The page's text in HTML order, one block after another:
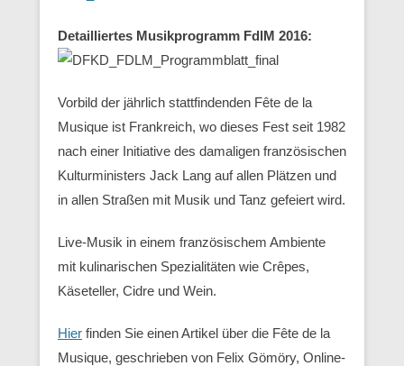
Detailliertes Musikprogramm FdlM 2016:
Vorbild der jährlich stattfindenden Fête de la
Musique ist Frankreich, wo dieses Fest seit 1982
nach einer Initiative des damaligen französischen
Kulturministers Jack Lang auf allen Plätzen und
in allen Straßen mit Musik und Tanz gefeiert wird.
Live-Musik in einem französischem Ambiente
mit kulinarischen Spezialitäten wie Crêpes,
Käseteller, Cidre und Wein.
Hier finden Sie einen Artikel über die Fête de la
Musique, geschrieben von Felix Gömöry, Online-